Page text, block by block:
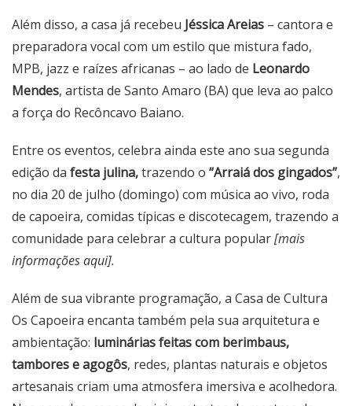
Além disso, a casa já recebeu Jéssica Areias – cantora e
preparadora vocal com um estilo que mistura fado,
MPB, jazz e raízes africanas – ao lado de Leonardo
Mendes, artista de Santo Amaro (BA) que leva ao palco
a força do Recôncavo Baiano.
Entre os eventos, celebra ainda este ano sua segunda
edição da festa julina,trazendo o “Arraiá dos gingados”,
no dia 20 de julho (domingo) com música ao vivo, roda
de capoeira, comidas típicas e discotecagem, trazendo a
comunidade para celebrar a cultura popular[mais
informações aqui].
Além de sua vibrante programação, a Casa de Cultura
Os Capoeira encanta também pela sua arquitetura e
ambientação: luminárias feitas com berimbaus,
tambores e agogôs, redes, plantas naturais e objetos
artesanais criam uma atmosfera imersiva e acolhedora.